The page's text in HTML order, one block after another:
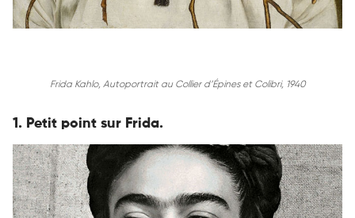
Frida Kahlo, Autoportrait au Collier d’Épines et Colibri, 1940
1. Petit point sur Frida.